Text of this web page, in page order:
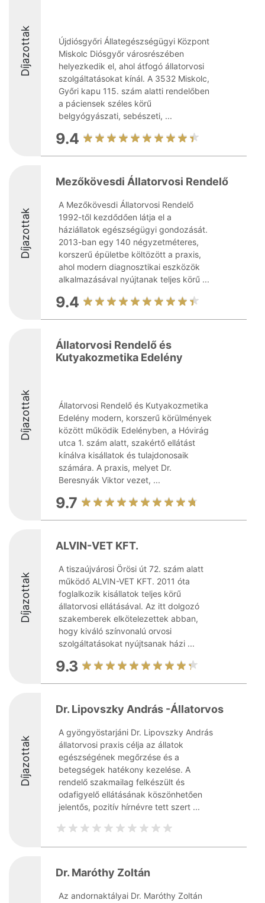
Díjazottak
Újdiósgyőri Állategészségügyi Központ
Miskolc Diósgyőr városrészében
helyezkedik el, ahol átfogó állatorvosi
szolgáltatásokat kínál. A 3532 Miskolc,
Győri kapu 115. szám alatti rendelőben
a páciensek széles körű
belgyógyászati, sebészeti, ...
9.4
Díjazottak
Mezőkövesdi Állatorvosi Rendelő
A Mezőkövesdi Állatorvosi Rendelő
1992-től kezdődően látja el a
háziállatok egészségügyi gondozását.
2013-ban egy 140 négyzetméteres,
korszerű épületbe költözött a praxis,
ahol modern diagnosztikai eszközök
alkalmazásával nyújtanak teljes körű ...
9.4
Díjazottak
Állatorvosi Rendelő és
Kutyakozmetika Edelény
Állatorvosi Rendelő és Kutyakozmetika
Edelény modern, korszerű körülmények
között működik Edelényben, a Hóvirág
utca 1. szám alatt, szakértő ellátást
kínálva kisállatok és tulajdonosaik
számára. A praxis, melyet Dr.
Beresnyák Viktor vezet, ...
9.7
Díjazottak
ALVIN-VET KFT.
A tiszaújvárosi Örösi út 72. szám alatt
működő ALVIN-VET KFT. 2011 óta
foglalkozik kisállatok teljes körű
állatorvosi ellátásával. Az itt dolgozó
szakemberek elkötelezettek abban,
hogy kiváló színvonalú orvosi
szolgáltatásokat nyújtsanak házi ...
9.3
Díjazottak
Dr. Lipovszky András -Állatorvos
A gyöngyöstarjáni Dr. Lipovszky András
állatorvosi praxis célja az állatok
egészségének megőrzése és a
betegségek hatékony kezelése. A
rendelő szakmailag felkészült és
odafigyelő ellátásának köszönhetően
jelentős, pozitív hírnévre tett szert ...
Dr. Maróthy Zoltán
Az andornaktályai Dr. Maróthy Zoltán